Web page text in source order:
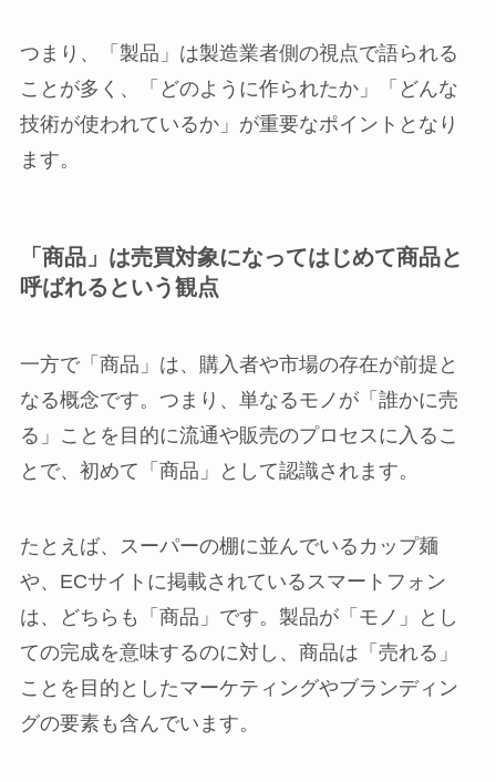
つまり、「製品」は製造業者側の視点で語られる
ことが多く、「どのように作られたか」「どんな
技術が使われているか」が重要なポイントとなり
ます。
「商品」は売買対象になってはじめて商品と
呼ばれるという観点
一方で「商品」は、購入者や市場の存在が前提と
なる概念です。つまり、単なるモノが「誰かに売
る」ことを目的に流通や販売のプロセスに入るこ
とで、初めて「商品」として認識されます。
たとえば、スーパーの棚に並んでいるカップ麺
や、ECサイトに掲載されているスマートフォン
は、どちらも「商品」です。製品が「モノ」とし
ての完成を意味するのに対し、商品は「売れる」
ことを目的としたマーケティングやブランディン
グの要素も含んでいます。